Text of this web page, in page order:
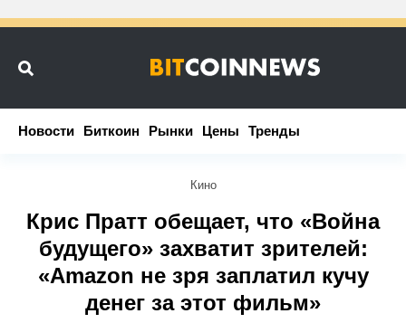
Новости Биткоин Рынки Цены Тренды
Новости Биткоин Рынки Цены Тренды
Кино
Крис Пратт обещает, что «Война
будущего» захватит зрителей:
«Amazon не зря заплатил кучу
денег за этот фильм»